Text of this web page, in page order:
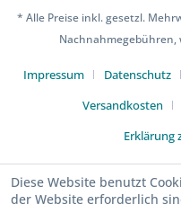
* Alle Preise inkl. gesetzl.
Impressum Datenschutz
Versandkosten
Erklärung
Diese Website benutzt
der Website erforderlich